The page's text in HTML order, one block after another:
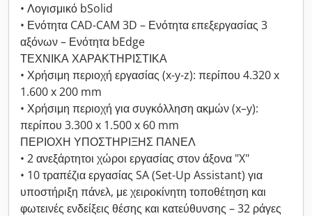
• Λογισμικό bSolid
• Ενότητα CAD-CAM 3D – Ενότητα επεξεργασίας 3
αξόνων – Ενότητα bEdge
ΤΕΧΝΙΚΑ ΧΑΡΑΚΤΗΡΙΣΤΙΚΑ
• Χρήσιμη περιοχή εργασίας (x-y-z): περίπου 4.320 x
1.600 x 200 mm
• Χρήσιμη περιοχή για συγκόλληση ακμών (x–y):
περίπου 3.300 x 1.500 x 60 mm
ΠΕΡΙΟΧΗ ΥΠΟΣΤΗΡΙΞΗΣ ΠΑΝΕΛ
• 2 ανεξάρτητοι χώροι εργασίας στον άξονα "X"
• 10 τραπέζια εργασίας SA (Set-Up Assistant) για
υποστήριξη πάνελ, με χειροκίνητη τοποθέτηση και
φωτεινές ενδείξεις θέσης και κατεύθυνσης – 32 ράγες